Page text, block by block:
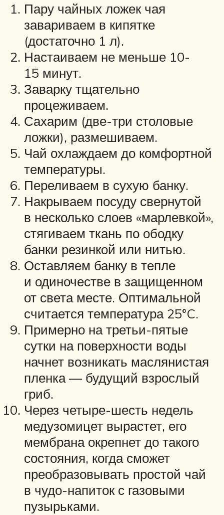
Пару чайных ложек чая
завариваем в кипятке
(достаточно 1 л).
Настаиваем не меньше 10-
15 минут.
Заварку тщательно
процеживаем.
Сахарим (две-три столовые
ложки), размешиваем.
Чай охлаждаем до комфортной
температуры.
Переливаем в сухую банку.
Накрываем посуду свернутой
в несколько слоев «марлевкой»,
стягиваем ткань по ободку
банки резинкой или нитью.
Оставляем банку в тепле
и одиночестве в защищенном
от света месте. Оптимальной
считается температура 25°C.
Примерно на третьи-пятые
сутки на поверхности воды
начнет возникать маслянистая
пленка — будущий взрослый
гриб.
Через четыре-шесть недель
медузомицет вырастет, его
мембрана окрепнет до такого
состояния, когда сможет
преобразовывать простой чай
в чудо-напиток с газовыми
пузырьками.